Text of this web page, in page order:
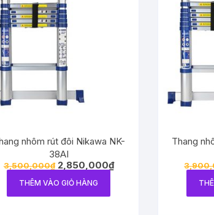
nhôm rút đôi Nikawa NK-
38AI
3,500,000₫ 2,850,000₫
THÊM VÀO GIỎ HÀNG
Thang